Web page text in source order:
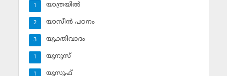
യാത്രയില്‍
1
യാസീന്‍ പഠനം
2
യുക്തിവാദം
3
യൂനുസ്‌
1
യൂസുഫ്‌
1